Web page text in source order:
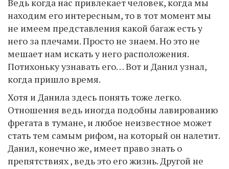
Ведь когда нас привлекает человек, когда мы
находим его интересным, то в тот момент мы
не имеем представления какой багаж есть у
него за плечами. Просто не знаем. Но это не
мешает нам искать у него расположения.
Потихоньку узнавать его… Вот и Данил узнал,
когда пришло время.
Хотя и Данила здесь понять тоже легко.
Отношения ведь иногда подобны лавированию
фрегата в тумане, и любое неизвестное может
стать тем самым рифом, на который он налетит.
Данил, конечно же, имеет право знать о
препятствиях , ведь это его жизнь. Другой не